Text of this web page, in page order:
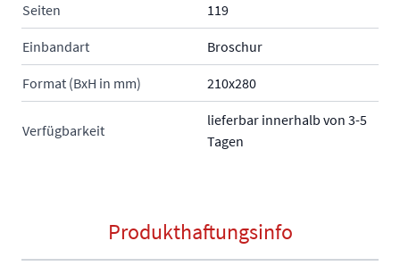
Seiten 119
Einbandart Broschur
Format (BxH in mm) 210x280
Verfügbarkeit
lieferbar innerhalb von 3-5
Tagen
Produkthaftungsinfo